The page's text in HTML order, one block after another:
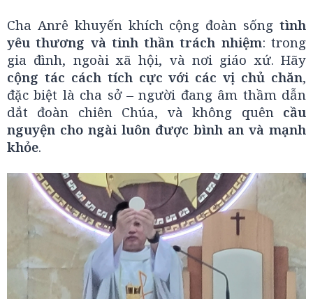
Cha Anrê khuyến khích cộng đoàn sống tình
yêu thương và tinh thần trách nhiệm: trong
gia đình, ngoài xã hội, và nơi giáo xứ. Hãy
cộng tác cách tích cực với các vị chủ chăn,
đặc biệt là cha sở – người đang âm thầm dẫn
dắt đoàn chiên Chúa, và không quên cầu
nguyện cho ngài luôn được bình an và mạnh
khỏe.